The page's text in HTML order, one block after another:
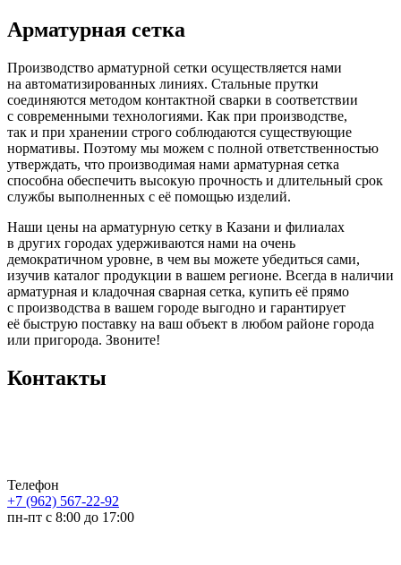
Арматурная сетка
Производство арматурной сетки осуществляется нами
на автоматизированных линиях. Стальные прутки
соединяются методом контактной сварки в соответствии
с современными технологиями. Как при производстве,
так и при хранении строго соблюдаются существующие
нормативы. Поэтому мы можем с полной ответственностью
утверждать, что производимая нами арматурная сетка
способна обеспечить высокую прочность и длительный срок
службы выполненных с её помощью изделий.
Наши цены на арматурную сетку в Казани и филиалах
в других городах удерживаются нами на очень
демократичном уровне, в чем вы можете убедиться сами,
изучив каталог продукции в вашем регионе. Всегда в наличии
арматурная и кладочная сварная сетка, купить её прямо
с производства в вашем городе выгодно и гарантирует
её быструю поставку на ваш объект в любом районе города
или пригорода. Звоните!
Контакты
Телефон
+7 (962) 567-22-92
пн-пт с 8:00 до 17:00